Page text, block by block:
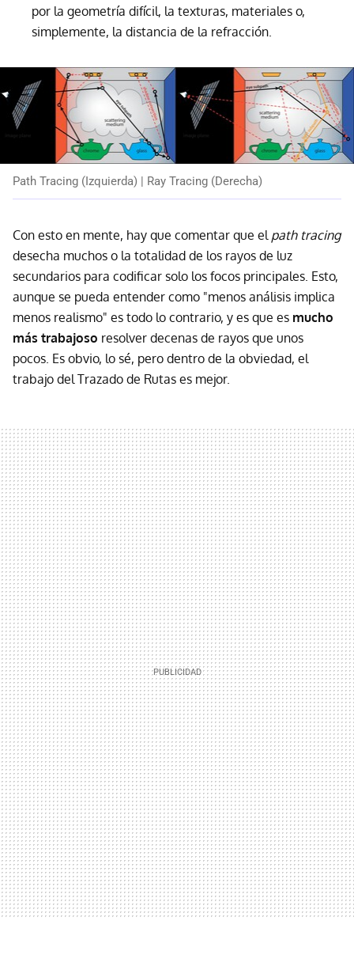
por la geometría difícil, la texturas, materiales o,
simplemente, la distancia de la refracción.
Path Tracing (Izquierda) | Ray Tracing (Derecha)
Con esto en mente, hay que comentar que el path tracing
desecha muchos o la totalidad de los rayos de luz
secundarios para codificar solo los focos principales. Esto,
aunque se pueda entender como "menos análisis implica
menos realismo" es todo lo contrario, y es que es mucho
más trabajoso resolver decenas de rayos que unos
pocos. Es obvio, lo sé, pero dentro de la obviedad, el
trabajo del Trazado de Rutas es mejor.